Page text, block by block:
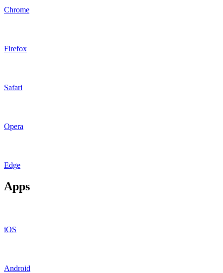
Chrome
Firefox
Safari
Opera
Edge
Apps
iOS
Android